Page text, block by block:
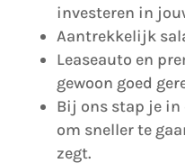
investeren in
Aantrekkelijk
Leaseauto en
gewoon goed
Bij ons stap je
om sneller te
zegt.